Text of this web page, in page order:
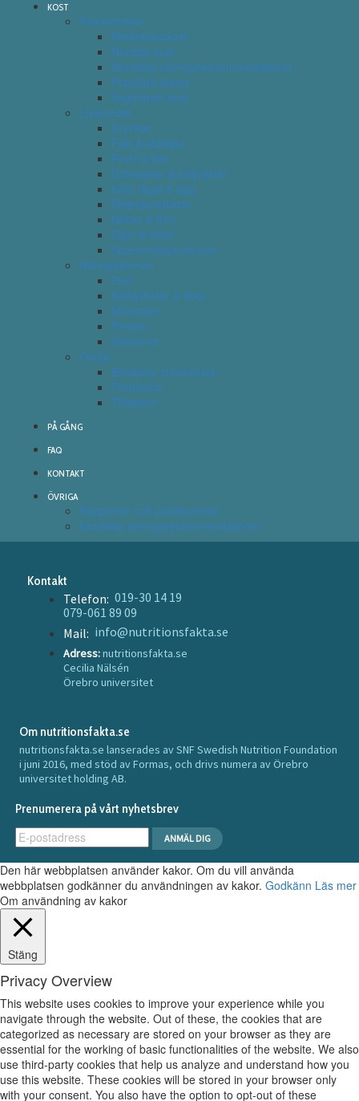
KOST
Kostmönster
Medelhavskost
Nordisk kost
Nordiska näringsrekommendationer
Populära dieter
Vegetarisk kost
Livsmedel
Drycker
Fisk & skaldjur
Frukt & bär
Grönsaker & baljväxter
Kött, fågel & ägg
Mejeriprodukter
Nötter & frön
Oljor & fetter
Spannmålsprodukter
Näringsämnen
Fett
Kolhydrater & fiber
Mineraler
Protein
Vitaminer
Övrigt
Bioaktiva substanser
Probiotika
Tillsatser
PÅ GÅNG
FAQ
KONTAKT
ÖVRIGA
Rapporter och publikationer
Nordiska näringsrekommendationer
Kontakt
Telefon: 019-30 14 19
079-061 89 09
Mail: info@nutritionsfakta.se
Adress:nutritionsfakta.se
Cecilia Nälsén
Örebro universitet
Om nutritionsfakta.se
nutritionsfakta.se lanserades av SNF Swedish Nutrition Foundation
i juni 2016, med stöd av Formas, och drivs numera av Örebro
universitet holding AB.
Prenumerera på vårt nyhetsbrev
Den här webbplatsen använder kakor. Om du vill använda
webbplatsen godkänner du användningen av kakor. Godkänn Läs mer
Om användning av kakor
Stäng
Privacy Overview
This website uses cookies to improve your experience while you
navigate through the website. Out of these, the cookies that are
categorized as necessary are stored on your browser as they are
essential for the working of basic functionalities of the website. We also
use third-party cookies that help us analyze and understand how you
use this website. These cookies will be stored in your browser only
with your consent. You also have the option to opt-out of these